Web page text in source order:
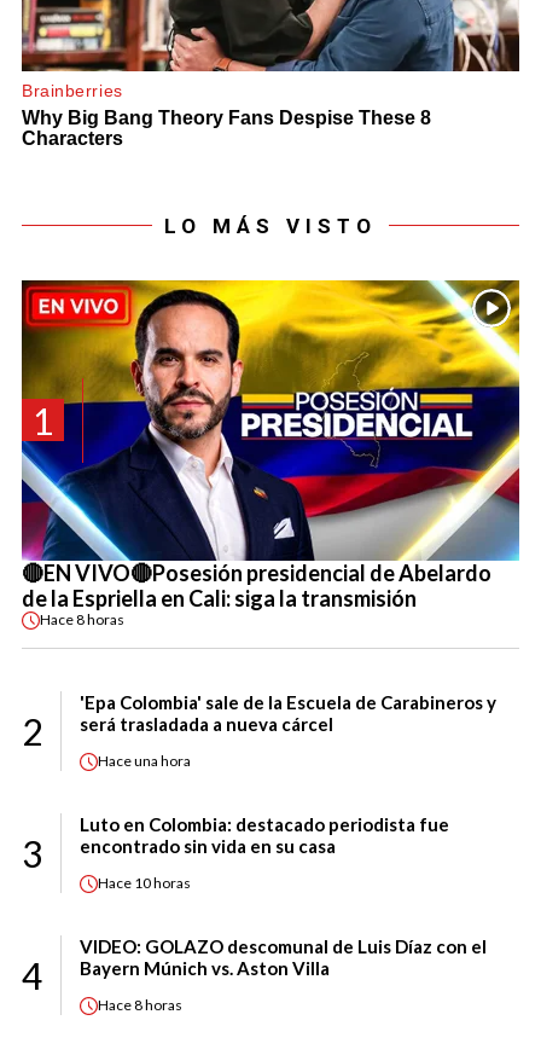
LO MÁS VISTO
1
🔴EN VIVO🔴Posesión presidencial de Abelardo
de la Espriella en Cali: siga la transmisión
Hace8 horas
2
'Epa Colombia' sale de la Escuela de Carabineros y
será trasladada a nueva cárcel
Haceuna hora
3
Luto en Colombia: destacado periodista fue
encontrado sin vida en su casa
Hace 10 horas
4
VIDEO: GOLAZO descomunal de Luis Díaz con el
Bayern Múnich vs. Aston Villa
Hace8 horas